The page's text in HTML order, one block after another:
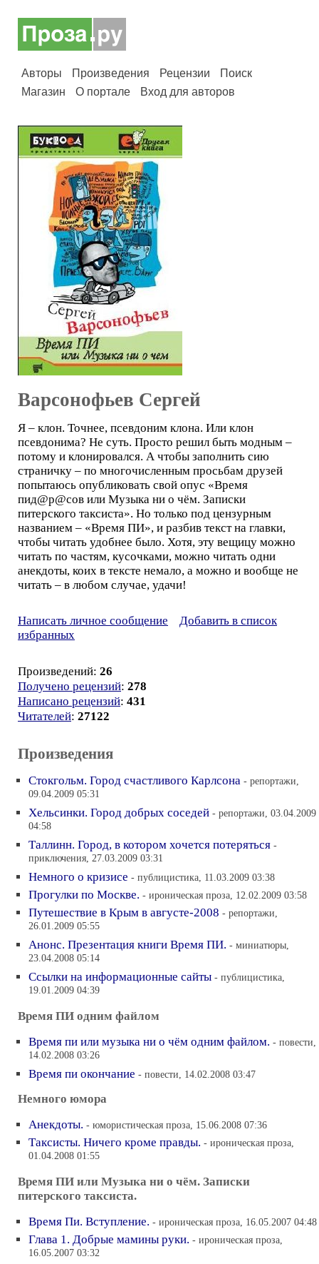
Авторы Произведения Рецензии
Поиск
Магазин
О портале Вход для авторов
Варсонофьев Сергей
Я – клон. Точнее, псевдоним клона. Или клон
псевдонима? Не суть. Просто решил быть модным –
потому и клонировался. А чтобы заполнить сию
страничку – по многочисленным просьбам друзей
попытаюсь опубликовать свой опус «Время
пид@р@сов или Музыка ни о чём. Записки
питерского таксиста». Но только под цензурным
названием – «Время ПИ», и разбив текст на главки,
чтобы читать удобнее было. Хотя, эту вещицу можно
читать по частям, кусочками, можно читать одни
анекдоты, коих в тексте немало, а можно и вообще не
читать – в любом случае, удачи!
Написать личное сообщение
Добавить в список
избранных
Произведений: 26
Получено рецензий: 278
Написано рецензий: 431
Читателей: 27122
Произведения
Стокгольм. Город счастливого Карлсона - репортажи,
09.04.2009 05:31
Хельсинки. Город добрых соседей - репортажи, 03.04.2009
04:58
Таллинн. Город, в котором хочется потеряться -
приключения, 27.03.2009 03:31
Немного о кризисе - публицистика, 11.03.2009 03:38
Прогулки по Москве. - ироническая проза, 12.02.2009 03:58
Путешествие в Крым в августе-2008 - репортажи,
26.01.2009 05:55
Анонс. Презентация книги Время ПИ. - миниатюры,
23.04.2008 05:14
Ссылки на информационные сайты - публицистика,
19.01.2009 04:39
Время ПИ одним файлом
Время пи или музыка ни о чём одним файлом. - повести,
14.02.2008 03:26
Время пи окончание - повести, 14.02.2008 03:47
Немного юмора
Анекдоты. - юмористическая проза, 15.06.2008 07:36
Таксисты. Ничего кроме правды. - ироническая проза,
01.04.2008 01:55
Время ПИ или Музыка ни о чём. Записки
питерского таксиста.
Время Пи. Вступление. - ироническая проза, 16.05.2007 04:48
Глава 1. Добрые мамины руки. - ироническая проза,
16.05.2007 03:32